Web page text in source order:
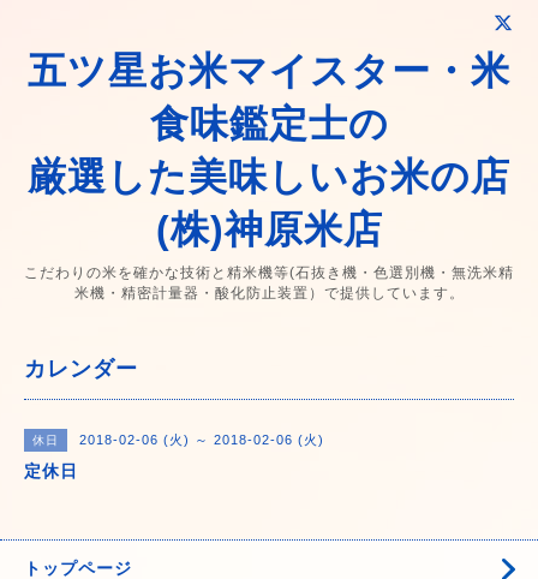
五ツ星お米マイスター・米
食味鑑定士の
厳選した美味しいお米の店
(株)神原米店
こだわりの米を確かな技術と精米機等(石抜き機・色選別機・無洗米精
米機・精密計量器・酸化防止装置）で提供しています。
カレンダー
休日 2018-02-06 (火) ～ 2018-02-06 (火)
定休日
トップページ